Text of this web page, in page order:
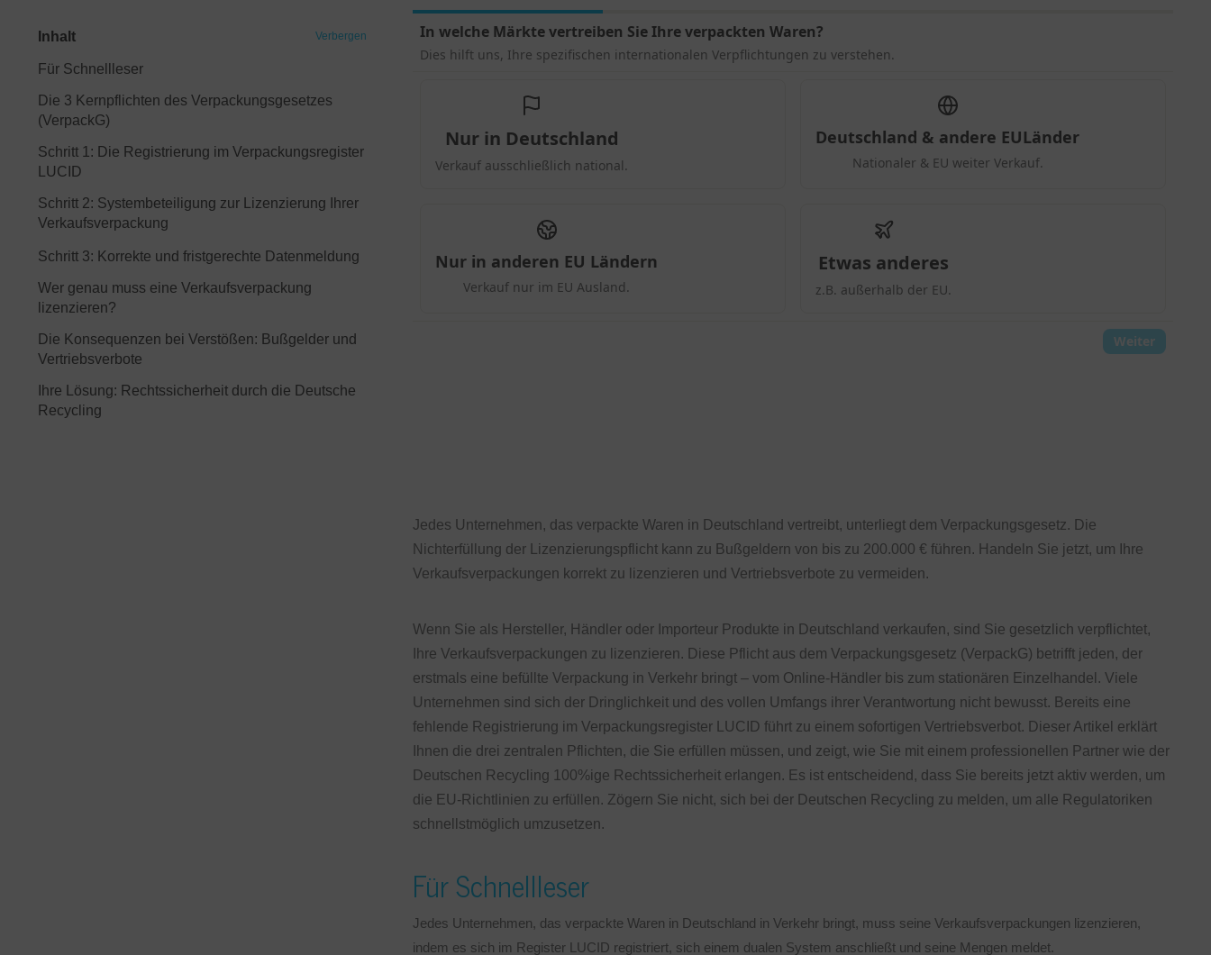
Inhalt Verbergen
Für Schnellleser
Die 3 Kernpflichten des Verpackungsgesetzes
(VerpackG)
Schritt 1: Die Registrierung im Verpackungsregister
LUCID
Schritt 2: Systembeteiligung zur Lizenzierung Ihrer
Verkaufsverpackung
Schritt 3: Korrekte und fristgerechte Datenmeldung
Wer genau muss eine Verkaufsverpackung
lizenzieren?
Die Konsequenzen bei Verstößen: Bußgelder und
Vertriebsverbote
Ihre Lösung: Rechtssicherheit durch die Deutsche
Recycling
Jedes Unternehmen, das verpackte Waren in Deutschland vertreibt, unterliegt dem Verpackungsgesetz. Die
Nichterfüllung der Lizenzierungspflicht kann zu Bußgeldern von bis zu 200.000 € führen. Handeln Sie jetzt, um Ihre
Verkaufsverpackungen korrekt zu lizenzieren und Vertriebsverbote zu vermeiden.
Wenn Sie als Hersteller, Händler oder Importeur Produkte in Deutschland verkaufen, sind Sie gesetzlich verpflichtet,
Ihre Verkaufsverpackungen zu lizenzieren. Diese Pflicht aus dem Verpackungsgesetz (VerpackG) betrifft jeden, der
erstmals eine befüllte Verpackung in Verkehr bringt – vom Online-Händler bis zum stationären Einzelhandel. Viele
Unternehmen sind sich der Dringlichkeit und des vollen Umfangs ihrer Verantwortung nicht bewusst. Bereits eine
fehlende Registrierung im Verpackungsregister LUCID führt zu einem sofortigen Vertriebsverbot. Dieser Artikel erklärt
Ihnen die drei zentralen Pflichten, die Sie erfüllen müssen, und zeigt, wie Sie mit einem professionellen Partner wie der
Deutschen Recycling 100%ige Rechtssicherheit erlangen. Es ist entscheidend, dass Sie bereits jetzt aktiv werden, um
die EU-Richtlinien zu erfüllen. Zögern Sie nicht, sich bei der Deutschen Recycling zu melden, um alle Regulatoriken
schnellstmöglich umzusetzen.
Für Schnellleser
Jedes Unternehmen, das verpackte Waren in Deutschland in Verkehr bringt, muss seine Verkaufsverpackungen lizenzieren,
indem es sich im Register LUCID registriert, sich einem dualen System anschließt und seine Mengen meldet.